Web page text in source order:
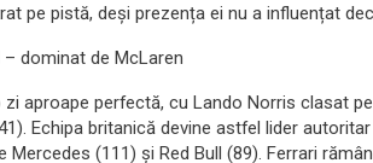
pe pistă, deși prezența ei nu a influențat
dominat de McLaren
aproape perfectă, cu Lando Norris clasat
Echipa britanică devine astfel lider
Mercedes (111) și Red Bull (89). Ferrari